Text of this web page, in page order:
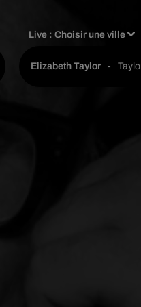
Live :Choisir une ville
Elizabeth Taylor -